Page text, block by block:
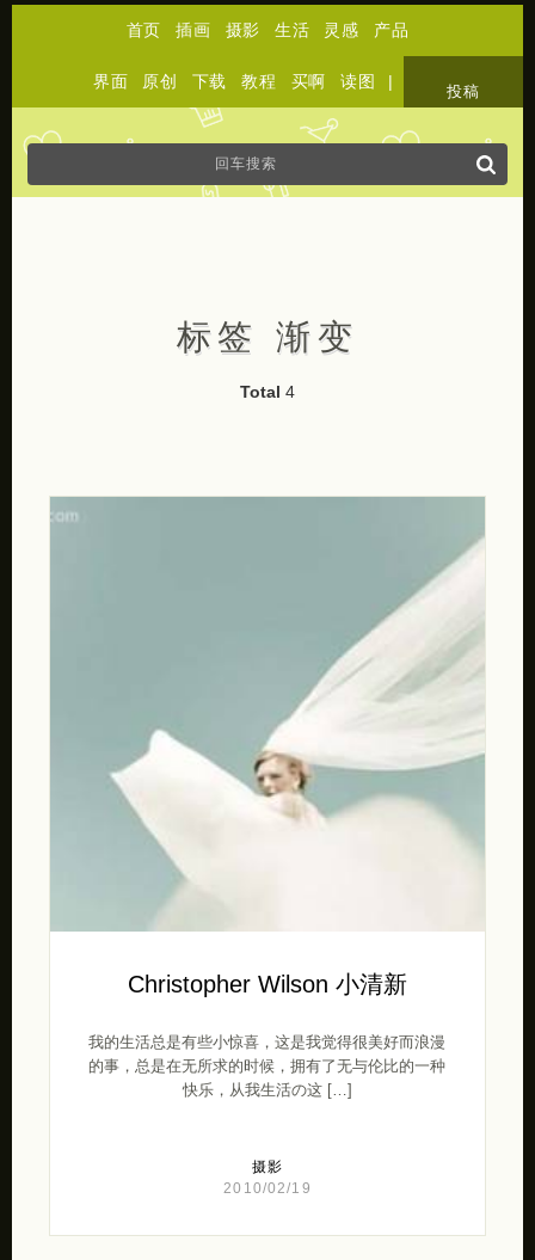
首页 插画 摄影 生活 灵感 产品
界面 原创 下载 教程 买啊 读图 |
投稿
标签 渐变
Total 4
Christopher Wilson 小清新
我的生活总是有些小惊喜，这是我觉得很美好而浪漫
的事，总是在无所求的时候，拥有了无与伦比的一种
快乐，从我生活の这 […]
摄影
2010/02/19